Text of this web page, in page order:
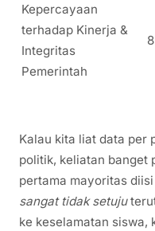
Kepercayaan
terhadap Kinerja &
Integritas
Pemerintah
8
Kalau kita liat data per
politik, keliatan banget
pertama mayoritas
sangat tidak setuju
ke keselamatan siswa,